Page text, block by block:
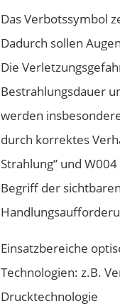
Das Verbotssymbol
Dadurch sollen
Die
Bestrahlungsdauer
werden
durch korrektes
Strahlung” und
Begriff der
Einsatzbereiche
Technologien: z.B.
Drucktechnologie